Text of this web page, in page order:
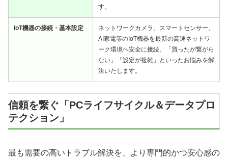
す。
IoT機器の接続・基本設定
ネットワークカメラ、スマートセンサー、
AI家電等のIoT機器を最新の高速ネットワ
ーク環境へ安全に接続。「買ったが繋がら
ない」「設定が複雑」といったお悩みを解
決いたします。
信頼を繋ぐ「PCライフサイクル＆データプロ
テクション」
最も需要の高いトラブル解決を、より専門的かつ安心感の